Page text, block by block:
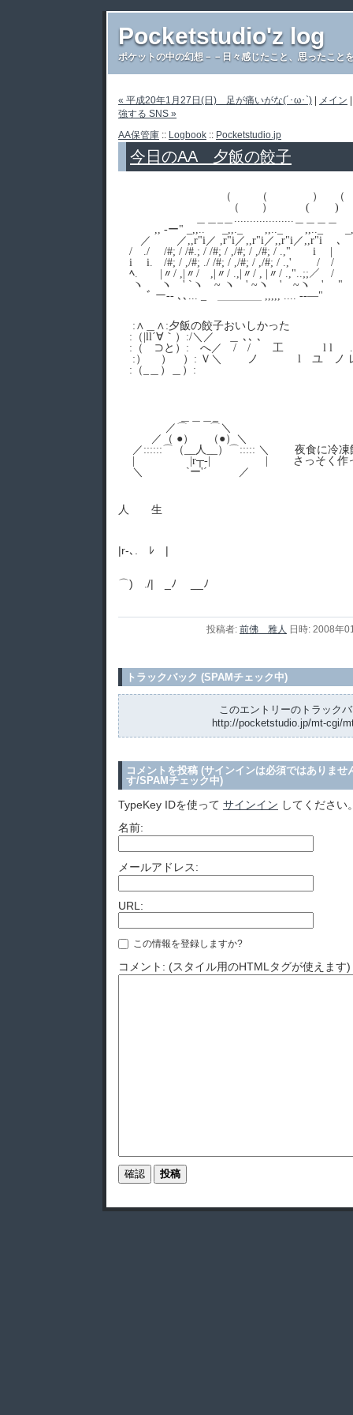
Pocketstudio'z log
ポケットの中の幻想－－日々感じたこと、思ったこと
« 平成20年1月27日(日) 足が痛いがな(´･ω･`) メイン
強する SNS »
AA保管庫 :: Logbook :: Pocketstudio.jp
今日のAA 夕飯の餃子
（ （ ）
（ ） ( )
,, -ー" _,,.. _,,._ ,,.._ ,,.._
／ ／,,r"i／ ,r"i／,,r"i／,,r"i／,,r"i
/ ./ /#; / /#.; / /#; / ,/#; / ,/#; / .,"
i i. /#; / ,/#; ./ /#; / ,/#; / ,/#; / .,' / /
ﾍ. |〃/ ,|〃/ ,|〃/ .,|〃/ , |〃/ .,"..;;／ /
ヽ ヽゝ' `ヽゝ~ ヽゝ' ~ヽ
ﾞ ー-- ､､... _ ＿＿＿＿ ,,,,, .... --―"
:∧＿∧:夕飯の餃子おいしかった
:（|ll´∀｀）:/＼／ ＿ ､､ ､
:（ ⊃と）: へ／ / / 工 l l
:） ） ）: Ｖ＼ ノ l ユ ノ レ
:（_＿）＿）:
／⌒ ⌒＼
／（ ●） （●）＼
／::::::⌒（__人__）⌒::::: ＼ 夜食に冷凍
| |r┬-| | さっそく作って食
＼ `ー'´ ／
人 生
|r‐､. ﾚ |
⌒) ./| _ﾉ __ﾉ
投稿者: 前佛 雅人 日時: 2008年
トラックバック (SPAMチェック中)
このエントリーのトラック
http://pocketstudio.jp/mt-cgi/
コメントを投稿 (サインインは必須ではありませ
す/SPAMチェック中)
TypeKey IDを使って サインイン してください
名前:
メールアドレス:
URL:
この情報を登録しますか?
コメント: (スタイル用のHTMLタグが使えます)